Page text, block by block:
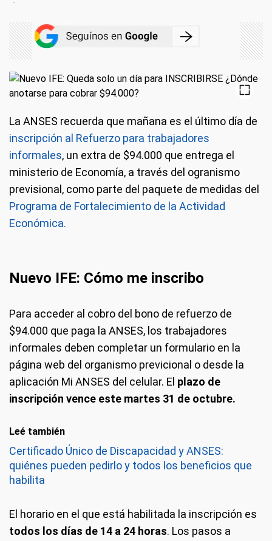
La ANSES recuerda que mañana es el último día de
inscripción al Refuerzo para trabajadores
informales, un extra de $94.000 que entrega el
ministerio de Economía, a través del ogranismo
previsional, como parte del paquete de medidas del
Programa de Fortalecimiento de la Actividad
Económica.
Nuevo IFE: Cómo me inscribo
Para acceder al cobro del bono de refuerzo de
$94.000 que paga la ANSES, los trabajadores
informales deben completar un formulario en la
página web del organismo previcional o desde la
aplicación Mi ANSES del celular. El plazo de
inscripción vence este martes 31 de octubre.
Leé también
Certificado Único de Discapacidad y ANSES:
quiénes pueden pedirlo y todos los beneficios que
habilita
El horario en el que está habilitada la inscripción es
todos los días de 14 a 24 horas. Los pasos a